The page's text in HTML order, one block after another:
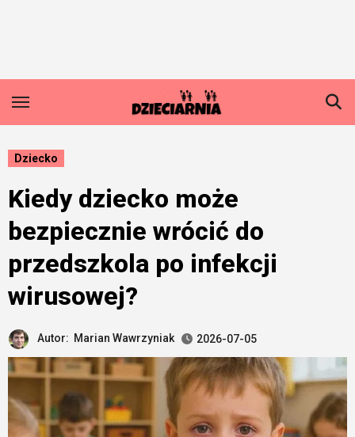
Dziecko
Kiedy dziecko może
bezpiecznie wrócić do
przedszkola po infekcji
wirusowej?
Autor: Marian Wawrzyniak 2026-07-05